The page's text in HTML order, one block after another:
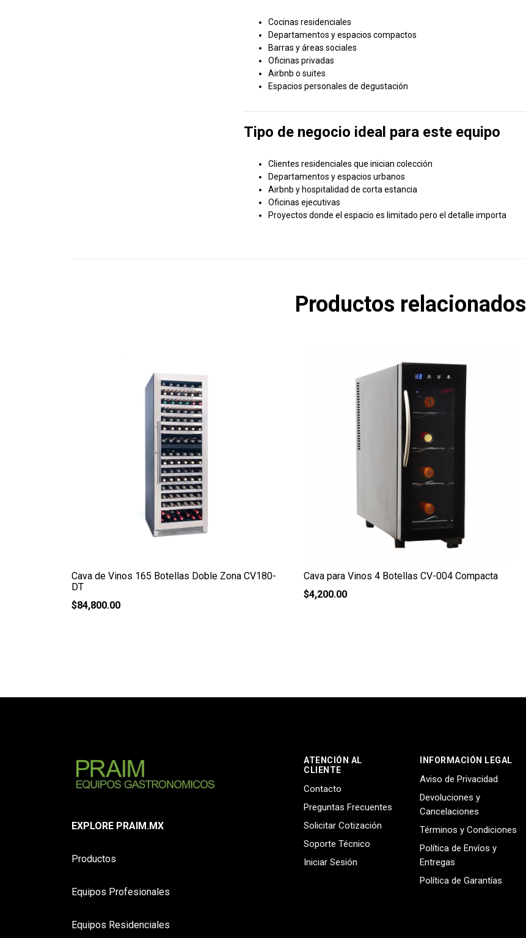
Cocinas residenciales
Departamentos y espacios compactos
Barras y áreas sociales
Oficinas privadas
Airbnb o suites
Espacios personales de degustación
Tipo de negocio ideal para este equipo
Clientes residenciales que inician colección
Departamentos y espacios urbanos
Airbnb y hospitalidad de corta estancia
Oficinas ejecutivas
Proyectos donde el espacio es limitado pero el detalle importa
Productos relacionados
Cava de Vinos 165 Botellas Doble Zona CV180-
DT
$84,800.00
Cava para Vinos 4 Botellas CV-004 Compacta
$4,200.00
EXPLORE PRAIM.MX
Productos
Equipos Profesionales
Equipos Residenciales
ATENCIÓN AL
CLIENTE
Contacto
Preguntas Frecuentes
Solicitar Cotización
Soporte Técnico
Iniciar Sesión
INFORMACIÓN LEGAL
Aviso de Privacidad
Devoluciones y
Cancelaciones
Términos y Condiciones
Política de Envíos y
Entregas
Política de Garantías